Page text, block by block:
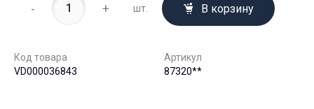
- + шт. В корзину
Код товара
VD000036843
Артикул
87320**